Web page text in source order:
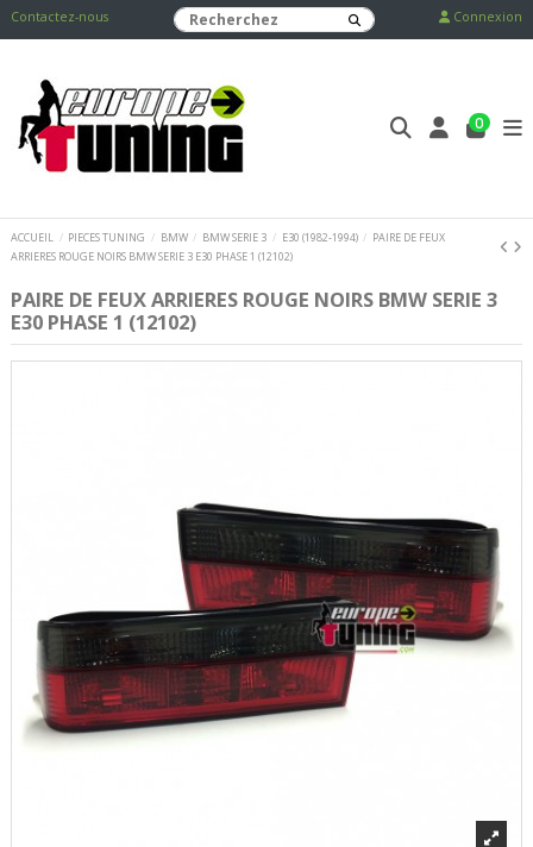
Contactez-nous Connexion
0
ACCUEIL PIECES TUNING BMW BMW SERIE 3 E30 (1982-1994)
PAIRE DE FEUX
ARRIERES ROUGE NOIRS BMW SERIE 3 E30 PHASE 1 (12102)
PAIRE DE FEUX ARRIERES ROUGE NOIRS BMW SERIE 3
E30 PHASE 1 (12102)